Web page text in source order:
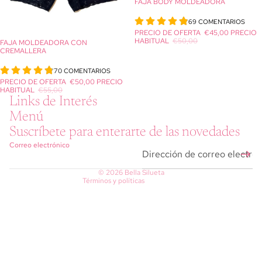
OFERTA
FAJA MOLDEADORA CON
CREMALLERA
70 COMENTARIOS
PRECIO DE OFERTA €50,00 PRECIO
HABITUAL €55,00
OFERTA
69 COMENTARIOS
PRECIO DE OFERTA €45,00 PRECIO
HABITUAL €50,00
Links de Interés
Menú
Suscríbete para enterarte de las novedades
Correo electrónico
© 2026 Bella Silueta
Términos y políticas
Política de reembolso
Política de privacidad
Política de envío
Información de contacto